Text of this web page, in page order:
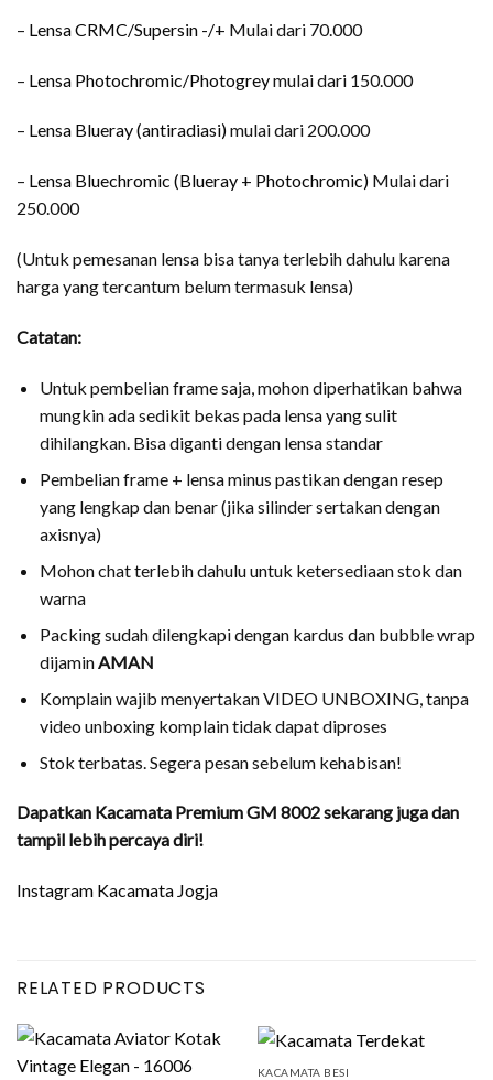
– Lensa CRMC/Supersin -/+ Mulai dari 70.000
– Lensa Photochromic/Photogreymulai dari 150.000
– Lensa Blueray (antiradiasi)mulai dari 200.000
– Lensa Bluechromic (Blueray + Photochromic) Mulai dari
250.000
(Untuk pemesanan lensa bisa tanya terlebih dahulu karena
harga yang tercantum belum termasuk lensa)
Catatan:
Untuk pembelian frame saja, mohon diperhatikan bahwa
mungkin ada sedikit bekas pada lensa yang sulit
dihilangkan. Bisa diganti dengan lensa standar
Pembelian frame + lensa minus pastikan dengan resep
yang lengkap dan benar (jika silinder sertakan dengan
axisnya)
Mohon chat terlebih dahulu untuk ketersediaan stok dan
warna
Packing sudah dilengkapi dengan kardus dan bubble wrap
dijamin AMAN
Komplain wajib menyertakan VIDEO UNBOXING, tanpa
video unboxing komplain tidak dapat diproses
Stok terbatas. Segera pesan sebelum kehabisan!
Dapatkan Kacamata Premium GM 8002 sekarang juga dan
tampil lebih percaya diri!
Instagram Kacamata Jogja
RELATED PRODUCTS
KACAMATA BESI